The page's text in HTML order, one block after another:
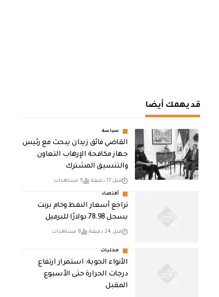
قد يهمك أيضا
سياسة
القاضي فائق زيدان يبحث مع رئيس
جهاز مكافحة الإرهاب التعاون
والتنسيق المشترك
قبل 17 دقيقة 9 مشاهدات
أقتصاد
تراجع أسعار النفط وخام برنت
يسجل 78.98 دولارًا للبرميل
قبل 24 دقيقة 8 مشاهدات
محليات
الأنواء الجوية: استمرار ارتفاع
درجات الحرارة حتى الأسبوع
المقبل